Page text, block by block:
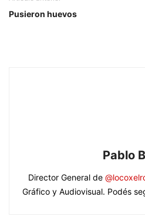
Pusieron huevos
Pablo
Director General de
Gráfico y Audiovisual. Podés